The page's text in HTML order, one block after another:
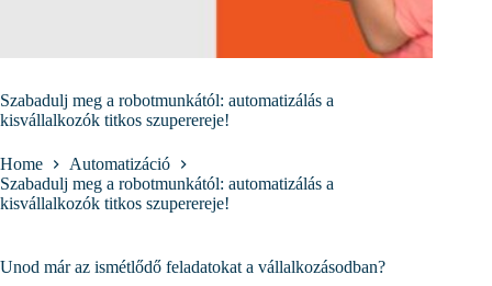
Szabadulj meg a robotmunkától: automatizálás a
kisvállalkozók titkos szuperereje!
Home
Automatizáció
Szabadulj meg a robotmunkától: automatizálás a
kisvállalkozók titkos szuperereje!
Unod már az ismétlődő feladatokat a vállalkozásodban?